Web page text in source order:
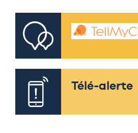
Télé-alerte